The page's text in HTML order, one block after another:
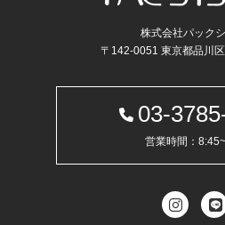
株式会社パック
〒142-0051 東京都品川
03-
営業時間：